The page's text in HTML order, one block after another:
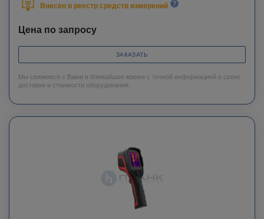
Внесен в реестр средств измерений
Цена по запросу
ЗАКАЗАТЬ
Мы свяжемся с Вами в ближайшее время с точной информацией о сроке
доставки и стоимости оборудования.